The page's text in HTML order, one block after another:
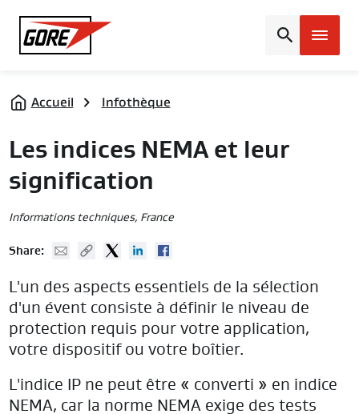
Gore
Accueil Infothèque
Les indices NEMA et leur
signification
Informations techniques, France
Share: Mail Copy URLTwitterLinked In
L'un des aspects essentiels de la sélection
d'un évent consiste à définir le niveau de
protection requis pour votre application,
votre dispositif ou votre boîtier.
L'indice IP ne peut être « converti » en indice
NEMA, car la norme NEMA exige des tests